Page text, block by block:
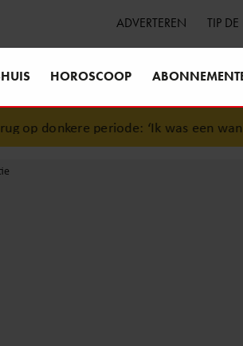
ADVERTEREN TIP DE
HOROSCOOP
‘Ik was een wandelend hoofd’